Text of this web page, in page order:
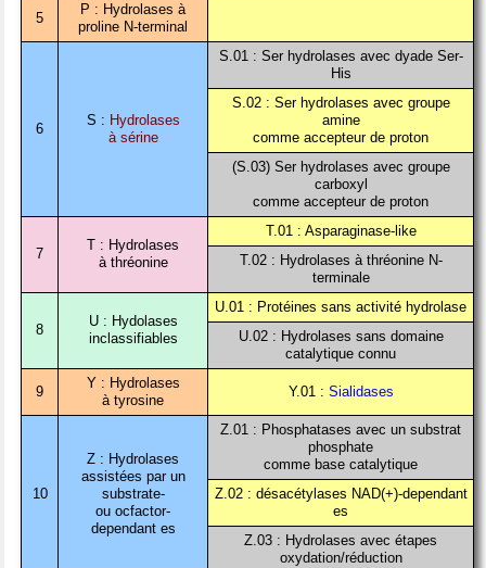
5
P : Hydrolases à
proline N-terminal
6
S : Hydrolases
à sérine
S.01 : Ser hydrolases avec dyade Ser-
His
S.02 : Ser hydrolases avec groupe
amine
comme accepteur de proton
(S.03) Ser hydrolases avec groupe
carboxyl
comme accepteur de proton
7
T : Hydrolases
à thréonine
T.01 : Asparaginase-like
T.02 : Hydrolases à thréonine N-
terminale
8
U : Hydolases
inclassifiables
U.01 : Protéines sans activité hydrolase
U.02 : Hydrolases sans domaine
catalytique connu
9
Y : Hydrolases
à tyrosine
Y.01 : Sialidases
10
Z : Hydrolases
assistées par un
substrate-
ou ocfactor-
dependant es
Z.01 : Phosphatases avec un substrat
phosphate
comme base catalytique
Z.02 : désacétylases NAD(+)-dependant
es
Z.03 : Hydrolases avec étapes
oxydation/réduction